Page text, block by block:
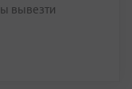
вывезти